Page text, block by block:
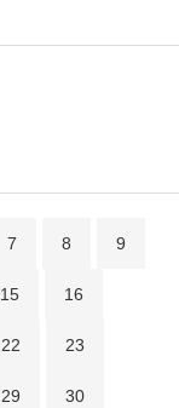
7 8 9
15 16
22 23
29 30